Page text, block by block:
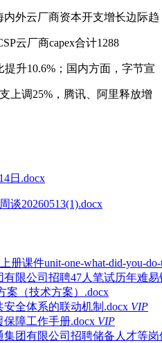
外云厂商资本开支增长边际趋
云厂商capex合计1288
升10.6%；国内方面，字节宣
上调25%，腾讯、阿里释放增
日.docx
谈20260513(1).docx
课件unit-one-what-did-you-do-
有限公司招聘47人笔试历年难
案（技术方案）.docx
全体系的联动机制.docx VIP
障工作手册.docx VIP
集团有限公司招聘储备人才等